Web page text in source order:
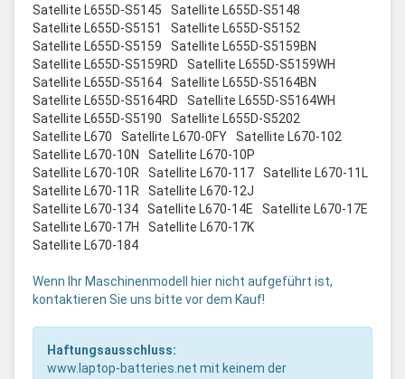
Satellite L655D-S5145
Satellite L655D-S5148
Satellite L655D-S5151
Satellite L655D-S5152
Satellite L655D-S5159
Satellite L655D-S5159BN
Satellite L655D-S5159RD
Satellite L655D-S5159WH
Satellite L655D-S5164
Satellite L655D-S5164BN
Satellite L655D-S5164RD
Satellite L655D-S5164WH
Satellite L655D-S5190
Satellite L655D-S5202
Satellite L670
Satellite L670-0FY
Satellite L670-102
Satellite L670-10N
Satellite L670-10P
Satellite L670-10R
Satellite L670-117
Satellite L670-11L
Satellite L670-11R
Satellite L670-12J
Satellite L670-134
Satellite L670-14E
Satellite L670-17E
Satellite L670-17H
Satellite L670-17K
Satellite L670-184
Wenn Ihr Maschinenmodell hier nicht aufgeführt ist,
kontaktieren Sie uns bitte vor dem Kauf!
Haftungsausschluss:
www.laptop-batteries.net mit keinem der